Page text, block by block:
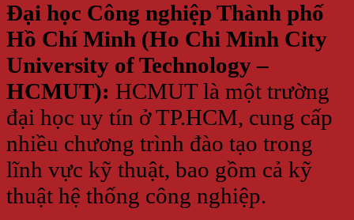
Đại học Công nghiệp Thành phố
Hồ Chí Minh (Ho Chi Minh City
University of Technology –
HCMUT): HCMUT là một trường
đại học uy tín ở TP.HCM, cung cấp
nhiều chương trình đào tạo trong
lĩnh vực kỹ thuật, bao gồm cả kỹ
thuật hệ thống công nghiệp.